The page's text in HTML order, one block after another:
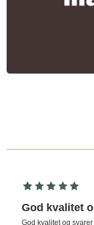
God kvalitet
God kvalitet og